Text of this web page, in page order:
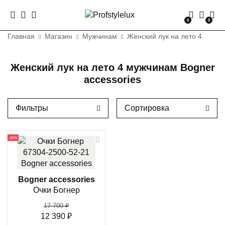
0 0
Главная Магазин Мужчинам Женский лук на лето 4
Женский лук на лето 4 мужчинам Bogner
accessories
Фильтры Сортировка
-30%
Bogner accessories
Очки Богнер
17 700₽
12 390 ₽